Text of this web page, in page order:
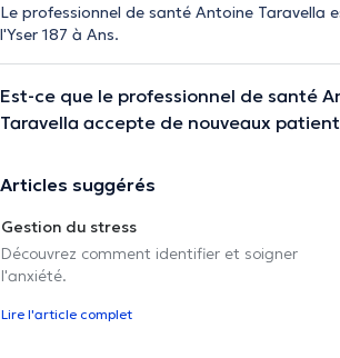
Le professionnel de santé Antoine Taravella
l'Yser 187 à Ans.
Est-ce que le professionnel de santé
Taravella accepte de nouveaux
Articles suggérés
Gestion du stress
Découvrez comment identifier et soigner
l'anxiété.
Lire l'article complet